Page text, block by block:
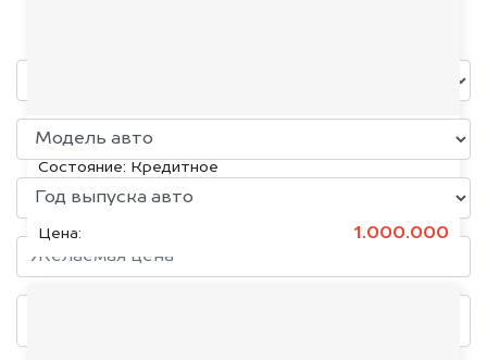
KIA K5, 2020
Состояние: Кредитное
Цена: 1.000.000